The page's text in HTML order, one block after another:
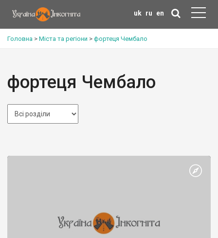
uk ru en
Головна > Міста та регіони > фортеця Чембало
фортеця Чембало